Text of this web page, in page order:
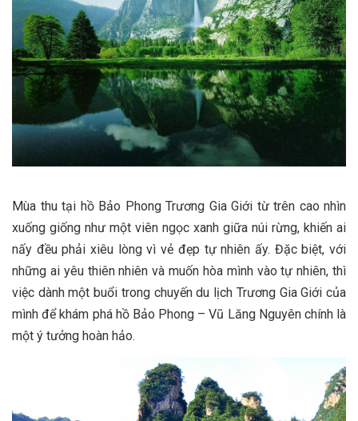
Mùa thu tại hồ Bảo Phong Trương Gia Giới từ trên cao nhìn
xuống giống như một viên ngọc xanh giữa núi rừng, khiến ai
nấy đều phải xiêu lòng vì vẻ đẹp tự nhiên ấy. Đặc biệt, với
những ai yêu thiên nhiên và muốn hòa mình vào tự nhiên, thì
việc dành một buổi trong chuyến du lịch Trương Gia Giới của
mình để khám phá hồ Bảo Phong – Vũ Lăng Nguyên chính là
một ý tưởng hoàn hảo.